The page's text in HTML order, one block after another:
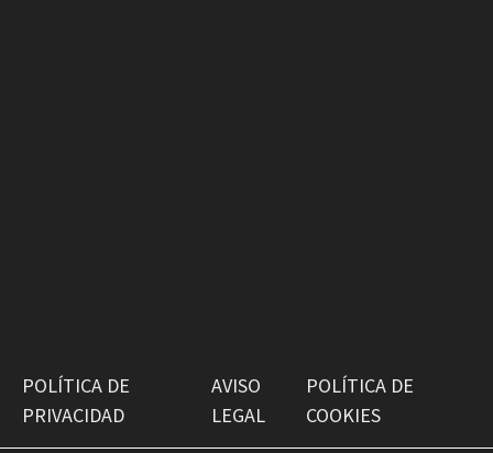
POLÍTICA DE
PRIVACIDAD
AVISO
LEGAL
POLÍTICA DE
COOKIES